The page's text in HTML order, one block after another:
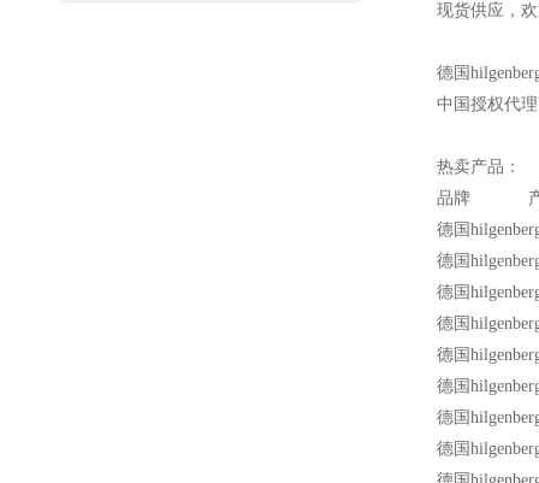
现货供应，
德国
中国授权代
热卖产品：
品牌 产品
德国
德国
德国
德国
德国
德国
德国
德国